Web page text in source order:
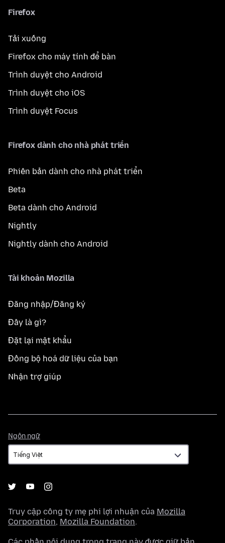
Firefox
Tải xuống
Firefox cho máy tính để bàn
Trình duyệt cho Android
Trình duyệt cho iOS
Trình duyệt Focus
Firefox dành cho nhà phát triển
Phiên bản dành cho nhà phát triển
Beta
Beta dành cho Android
Nightly
Nightly dành cho Android
Tài khoản Mozilla
Đăng nhập/Đăng ký
Đây là gì?
Đặt lại mật khẩu
Đồng bộ hoá dữ liệu của bạn
Nhận trợ giúp
Ngôn ngữ
ngữ
Truy cập công ty mẹ phi lợi nhuận của Mozilla
Corporation, Mozilla Foundation.